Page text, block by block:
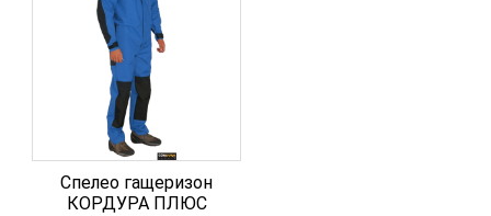
Спелео гащеризон
КОРДУРА ПЛЮС